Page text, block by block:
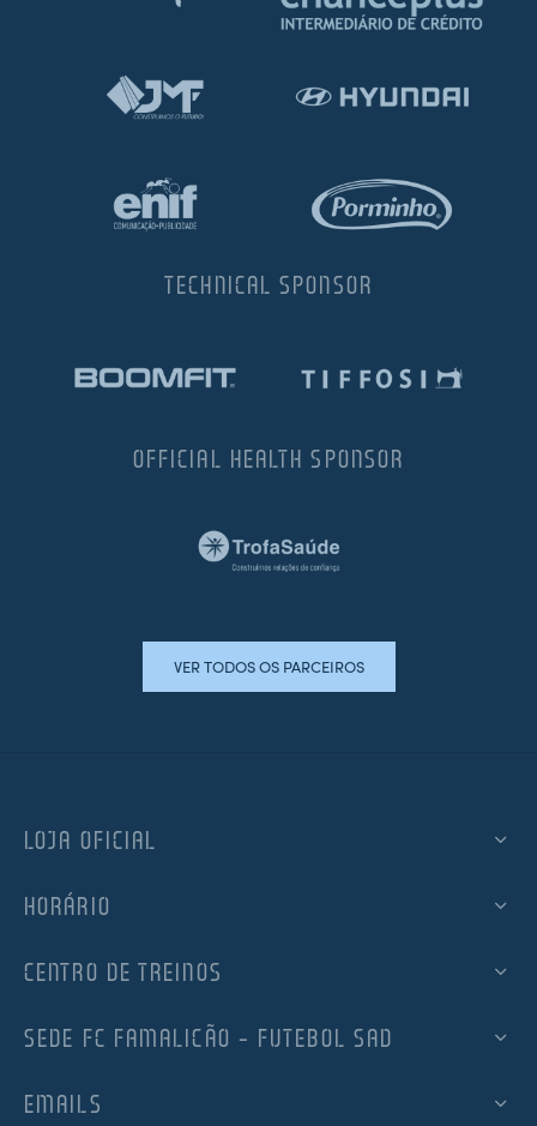
TECHNICAL SPONSOR
OFFICIAL HEALTH SPONSOR
VER TODOS OS PARCEIROS
LOJA OFICIAL
HORÁRIO
CENTRO DE TREINOS
SEDE FC FAMALICÃO – FUTEBOL SAD
EMAILS